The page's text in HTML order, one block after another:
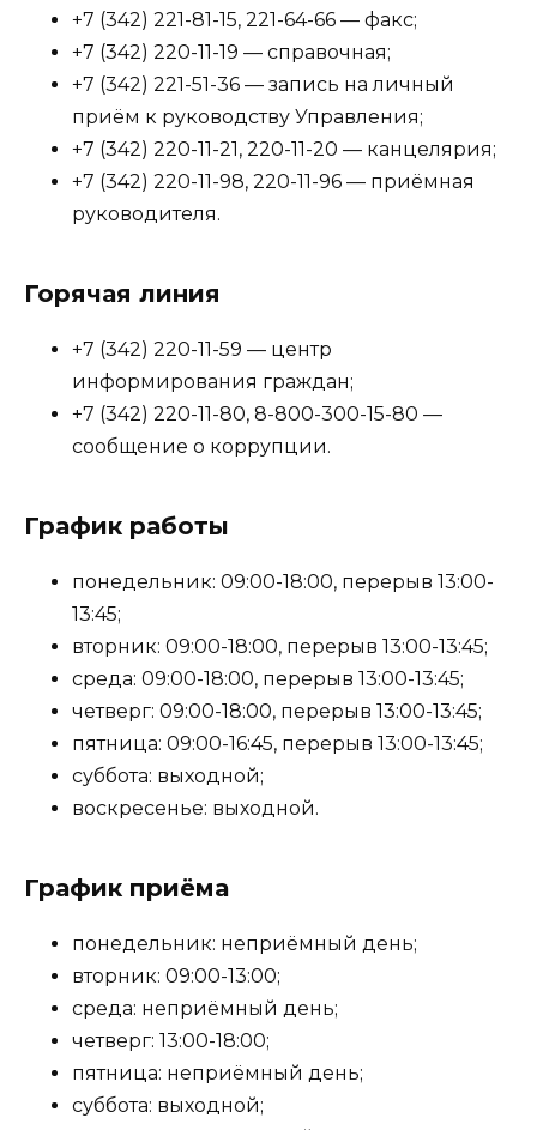
+7 (342) 221-81-15, 221-64-66 — факс;
+7 (342) 220-11-19 — справочная;
+7 (342) 221-51-36 — запись на личный
приём к руководству Управления;
+7 (342) 220-11-21, 220-11-20 — канцелярия;
+7 (342) 220-11-98, 220-11-96 — приёмная
руководителя.
Горячая линия
+7 (342) 220-11-59 — центр
информирования граждан;
+7 (342) 220-11-80, 8-800-300-15-80 —
сообщение о коррупции.
График работы
понедельник: 09:00-18:00, перерыв 13:00-
13:45;
вторник: 09:00-18:00, перерыв 13:00-13:45;
среда: 09:00-18:00, перерыв 13:00-13:45;
четверг: 09:00-18:00, перерыв 13:00-13:45;
пятница: 09:00-16:45, перерыв 13:00-13:45;
суббота: выходной;
воскресенье: выходной.
График приёма
понедельник: неприёмный день;
вторник: 09:00-13:00;
среда: неприёмный день;
четверг: 13:00-18:00;
пятница: неприёмный день;
суббота: выходной;